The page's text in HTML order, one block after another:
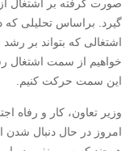
صورت گرفته بر اشتغال
گیرد. براساس تحلیلی
اشتغالی که بتواند بر
خواهیم از سمت اشتغال
این سمت حرکت کنیم.
وزیر تعاون، کار و رفاه
امروز در حال دنبال